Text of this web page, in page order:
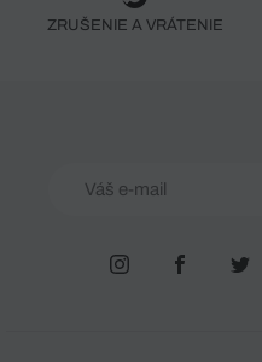
ZRUŠENIE A VRÁTENIE